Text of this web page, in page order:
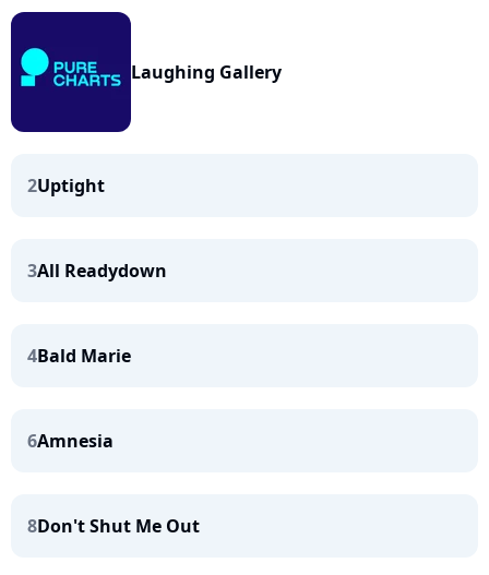
Laughing Gallery
2Uptight
3All Readydown
4Bald Marie
6Amnesia
8Don't Shut Me Out